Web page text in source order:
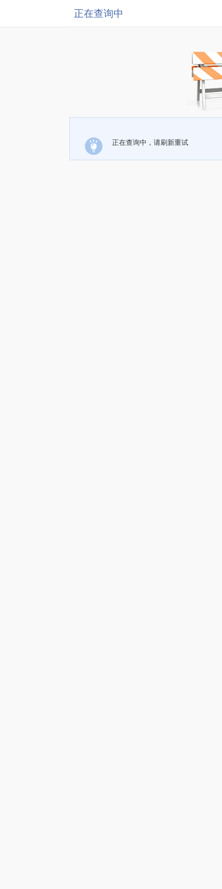
正在查询中
正在查询中，请刷新重试